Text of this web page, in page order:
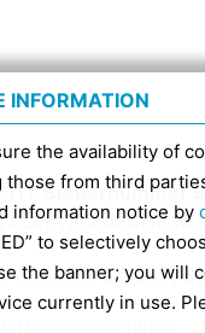
124/2017 Artikel 1
INFORMATION
the availability of
those from third
information notice by
to selectively
the banner; you will
currently in use.